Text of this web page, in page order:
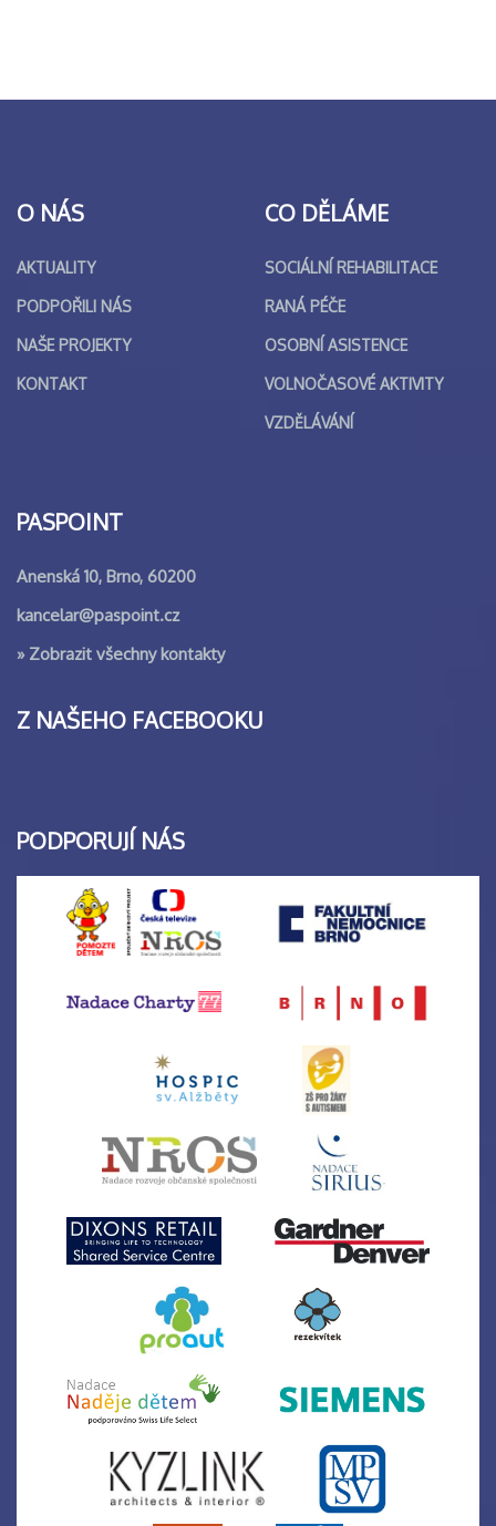
O NÁS
AKTUALITY
PODPOŘILI NÁS
NAŠE PROJEKTY
KONTAKT
CO DĚLÁME
SOCIÁLNÍ REHABILITACE
RANÁ PÉČE
OSOBNÍ ASISTENCE
VOLNOČASOVÉ AKTIVITY
VZDĚLÁVÁNÍ
PASPOINT
Anenská 10, Brno, 60200
kancelar@paspoint.cz
» Zobrazit všechny kontakty
Z NAŠEHO FACEBOOKU
PODPORUJÍ NÁS